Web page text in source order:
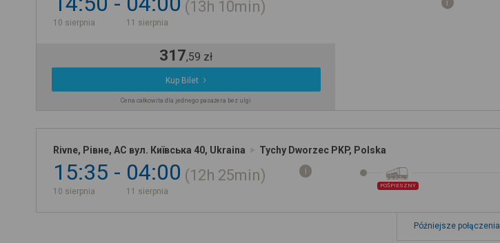
10 sierpnia 11 sierpnia
13h 10min
317,59 zł
Kup Bilet
Cena całkowita dla jednego pasażera bez ulgi
Rivne, Рівне, АС вул. Київська 40, Ukraina Tychy Dworzec PKP, Polska
15:35
10 sierpnia
04:00
11 sierpnia
12h 25min
POŚPIESZNY
Późniejsze połączenia